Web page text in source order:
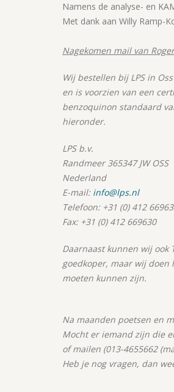
Namens de analyse- en
Met dank aan Willy Ramp-
Nagekomen mail van
Wij bestellen bij LPS in
en is voorzien van een
benzoquinon standaard
hieronder.
LPS b.v.
Randmeer 365347 JW OSS
Nederland
E-mail: info@lps.nl
Telefoon: +31 (0) 412
Fax: +31 (0) 412 669630
Daarnaast kunnen wij ook
goedkoper, maar wij
moeten kunnen zijn.
Na maanden poetsen en
Mocht er iemand zijn die
of mailen (013-4655662
Heb je nog vragen, dan